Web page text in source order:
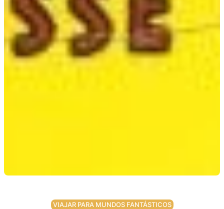
VIAJAR PARA MUNDOS FANTÁSTICOS